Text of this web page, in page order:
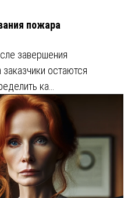
пожара
завершения
остаются
ка…